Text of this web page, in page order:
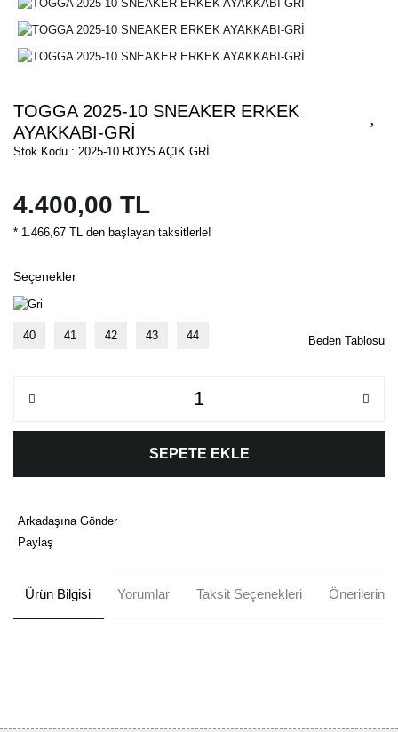
TOGGA 2025-10 SNEAKER ERKEK
AYAKKABI-GRİ
Stok Kodu : 2025-10 ROYS AÇIK GRİ
4.400,00 TL
* 1.466,67 TL den başlayan taksitlerle!
Seçenekler
40 41 42 43 44 Beden Tablosu
SEPETE EKLE
Arkadaşına Gönder
Paylaş
Ürün Bilgisi Yorumlar Taksit Seçenekleri Önerileriniz